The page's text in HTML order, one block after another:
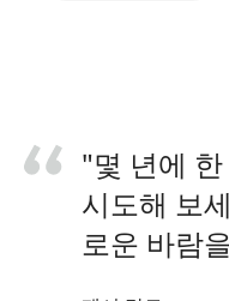
"몇 년에
시도해 보
로운 바람